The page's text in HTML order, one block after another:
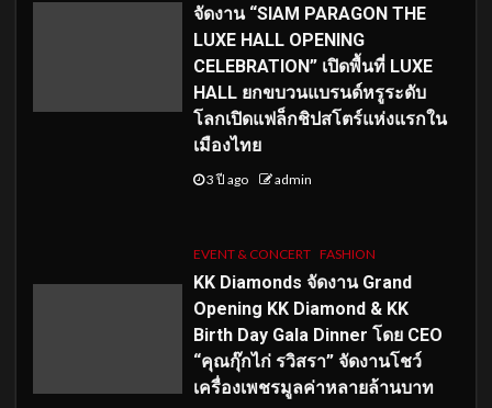
จัดงาน “SIAM PARAGON THE
LUXE HALL OPENING
CELEBRATION” เปิดพื้นที่ LUXE
HALL ยกขบวนแบรนด์หรูระดับ
โลกเปิดแฟล็กชิปสโตร์แห่งแรกใน
เมืองไทย
3 ปี ago admin
EVENT & CONCERT FASHION
KK Diamonds จัดงาน Grand
Opening KK Diamond & KK
Birth Day Gala Dinner โดย CEO
“คุณกุ๊กไก่ รวิสรา” จัดงานโชว์
เครื่องเพชรมูลค่าหลายล้านบาท